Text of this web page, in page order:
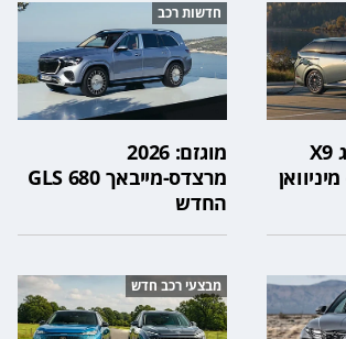
החללית אקספנג X9
חדשות רכב
מוגזם: 2026
מרצדס-מייבאך GLS 680
החדש
מבצעי רכב חדש